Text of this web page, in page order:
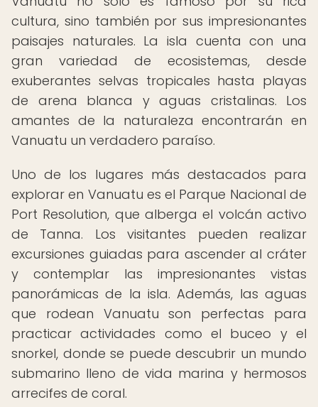
cultura, sino también por sus impresionantes
paisajes naturales. La isla cuenta con una
gran variedad de ecosistemas, desde
exuberantes selvas tropicales hasta playas
de arena blanca y aguas cristalinas. Los
amantes de la naturaleza encontrarán en
Vanuatu un verdadero paraíso.
Uno de los lugares más destacados para
explorar en Vanuatu es el Parque Nacional de
Port Resolution, que alberga el volcán activo
de Tanna. Los visitantes pueden realizar
excursiones guiadas para ascender al cráter
y contemplar las impresionantes vistas
panorámicas de la isla. Además, las aguas
que rodean Vanuatu son perfectas para
practicar actividades como el buceo y el
snorkel, donde se puede descubrir un mundo
submarino lleno de vida marina y hermosos
arrecifes de coral.